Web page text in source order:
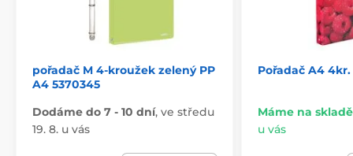
pořadač M 4-kroužek zelený PP
A4 5370345
Dodáme do 7 - 10 dní, ve středu
19. 8. u vás
Pořadač A4
Máme na skladě
u vás